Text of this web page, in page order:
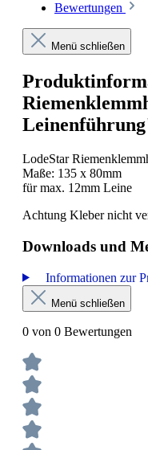
Bewertungen
Menü schließen
LodeStar
Maße: 135 x 80mm
für max. 12mm Leine
Achtung Kleber nicht
Downloads und
Informationen zur
Menü schließen
0 von 0 Bewertungen